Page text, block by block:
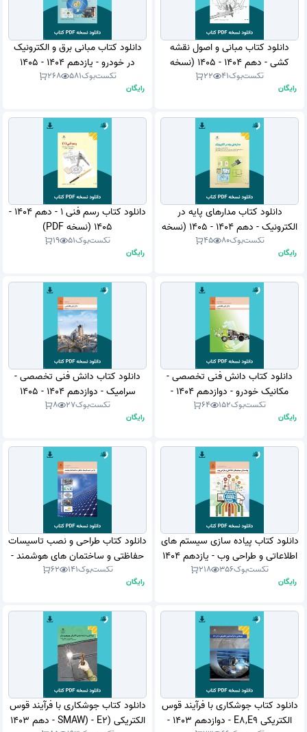
دانلود کتاب مبانی و اصول نقشه
کشی - دهم 1404 - 1405 (نسخه
PDF)
تکست‌بوک41
22
رایگان
دانلود کتاب مبانی برق و الکترونیک
در خودرو - یازدهم 1404 - 1405
(نسخه PDF)
تکست‌بوک581
268
رایگان
دانلود کتاب مدارهای پایه در
الکترونیک - دهم 1404 - 1405 (نسخه
PDF)
تکست‌بوک80
45
رایگان
دانلود کتاب رسم فنی 1 - دهم 1404 -
1405 (نسخه PDF)
تکست‌بوک51
19
رایگان
دانلود کتاب دانش فنی تخصصی -
مکانیک خودرو - دوازدهم 1404 -
1405 (نسخه PDF)
تکست‌بوک152
64
رایگان
دانلود کتاب دانش فنی تخصصی -
سرامیک - دوازدهم 1404 - 1405
(نسخه PDF)
تکست‌بوک27
8
رایگان
دانلود کتاب پیاده سازی سیستم های
اطلاعاتی و طراحی وب - یازدهم 1404
- 1405 (نسخه PDF)
تکست‌بوک356
218
رایگان
دانلود کتاب طراحی و نصب تاسیسات
حفاظتی و ساختمان های هوشمند -
یازدهم 1404 - 1405 (نسخه PDF)تکست‌بوک141
62
رایگان
دانلود کتاب جوشکاری با فرآیند قوس
الکتریکی E8,E9 - دوازدهم 1403 -
دانلود کتاب جوشکاری با فرآیند قوس
الکتریکی (SMAW) - E2 - دهم 1403